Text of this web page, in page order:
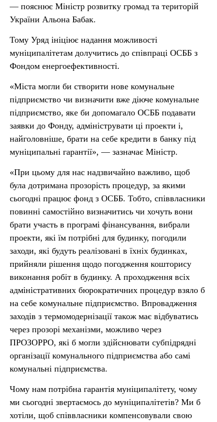
— пояснює Міністр розвитку громад та територій
України Альона Бабак.
Тому Уряд ініціює надання можливості
муніципалітетам долучитись до співпраці ОСББ з
Фондом енергоефективності.
«Міста могли би створити нове комунальне
підприємство чи визначити вже діюче комунальне
підприємство, яке би допомагало ОСББ подавати
заявки до Фонду, адмініструвати ці проекти і,
найголовніше, брати на себе кредити в банку під
муніципальні гарантії», — зазначає Міністр.
«При цьому для нас надзвичайно важливо, щоб
була дотримана прозорість процедур, за якими
сьогодні працює фонд з ОСББ. Тобто, співвласники
повинні самостійно визначитись чи хочуть вони
брати участь в програмі фінансування, вибрали
проекти, які їм потрібні для будинку, погодили
заходи, які будуть реалізовані в їхніх будинках,
прийняли рішення щодо погодження кошторису
виконання робіт в будинку. А проходження всіх
адміністративних бюрократичних процедур взяло б
на себе комунальне підприємство. Впровадження
заходів з термомодернізації також має відбуватись
через прозорі механізми, можливо через
ПРОЗОРРО, які б могли здійснювати субпідрядні
організації комунального підприємства або самі
комунальні підприємства.
Чому нам потрібна гарантія муніципалітету, чому
ми сьогодні звертаємось до муніципалітетів? Ми б
хотіли, щоб співвласники компенсовували свою